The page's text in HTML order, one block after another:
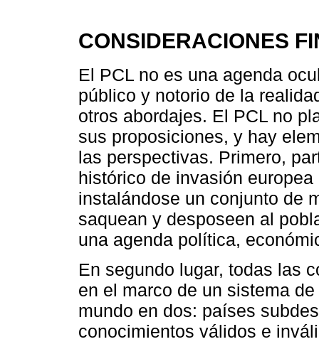
CONSIDERACIONES
El PCL no es una agenda
público y notorio de la
otros abordajes. El PCL no
sus proposiciones, y hay
las perspectivas. Primero,
histórico de invasión
instalándose un conjunto de
saquean y desposeen al
una agenda política,
En segundo lugar, todas las
en el marco de un sistema
mundo en dos: países
conocimientos válidos e